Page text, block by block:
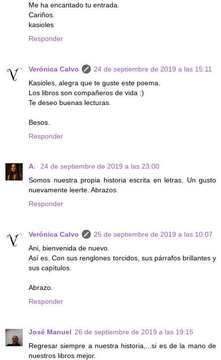
Me ha encantado tu entrada.
Cariños.
kasioles
Responder
Verónica Calvo
24 de septiembre de 2019 a las 15:11
Kasioles, alegra que te guste este poema.
Los libros son compañeros de vida :)
Te deseo buenas lecturas.
Besos.
Responder
A.
24 de septiembre de 2019 a las 23:00
Somos nuestra propia historia escrita en letras. Un gusto
nuevamente leerte. Abrazos.
Responder
Verónica Calvo
25 de septiembre de 2019 a las 10:07
Ani, bienvenida de nuevo.
Así es. Con sus renglones torcidos, sus párrafos brillantes y
sus capítulos.
Abrazo.
Responder
José Manuel 26 de septiembre de 2019 a las 19:15
Regresar siempre a nuestra historia,...si es de la mano de
nuestros libros mejor.